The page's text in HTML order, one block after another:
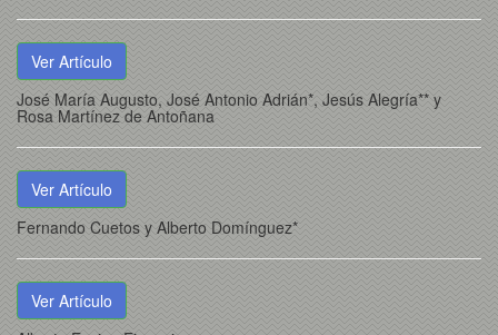
Ver Artículo
José María Augusto, José Antonio Adrián*, Jesús Alegría** y
Rosa Martínez de Antoñana
Ver Artículo
Fernando Cuetos y Alberto Domínguez*
Ver Artículo